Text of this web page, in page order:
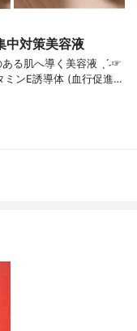
中対策美容液
る肌へ導く美容液 ˎˊ˗☞
ミンE誘導体 (血行促進…